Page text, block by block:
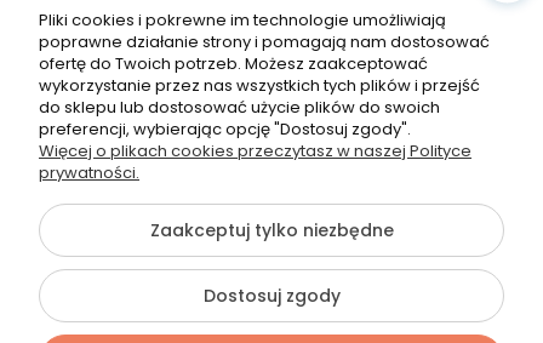
Pomoc
Moje konto
Płatności i dostawa
Pliki cookies i pokrewne im technologie umożliwiają
poprawne działanie strony i pomagają nam dostosować
ofertę do Twoich potrzeb. Możesz zaakceptować
wykorzystanie przez nas wszystkich tych plików i przejść
do sklepu lub dostosować użycie plików do swoich
preferencji, wybierając opcję "Dostosuj zgody".
Więcej o plikach cookies przeczytasz w naszej Polityce
prywatności.
Zaakceptuj tylko niezbędne
Dostosuj zgody